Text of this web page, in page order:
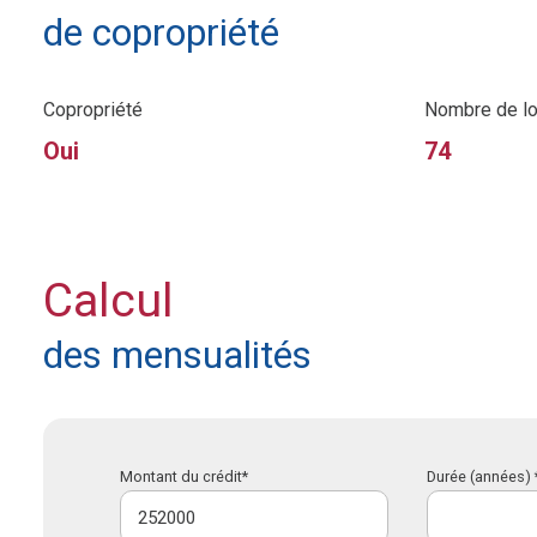
de copropriété
Copropriété
Oui
Nombre de
74
Calcul
des mensualités
Montant du crédit* Durée (années)